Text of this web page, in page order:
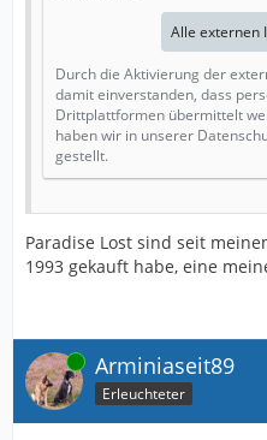
Alle externen
Durch die Aktivierung der
damit einverstanden, dass
Drittplattformen übermittelt
haben wir in unserer
gestellt.
Paradise Lost sind seit
1993 gekauft habe, eine
Online Arminiaseit89
Erleuchteter